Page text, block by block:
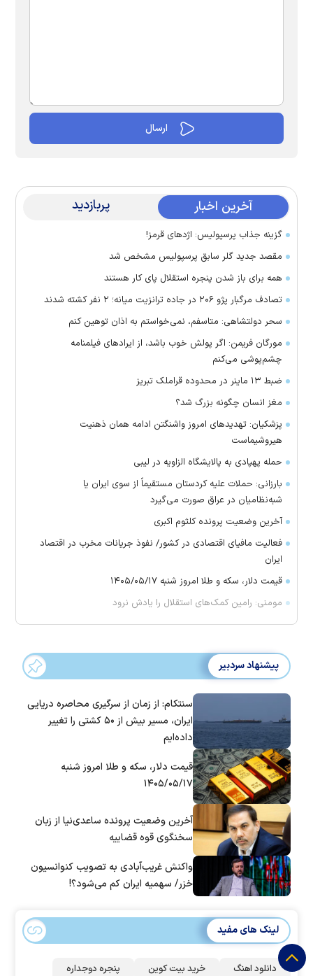
آخرین اخبار پربازدید
گزینه جذاب پرسپولیس: اژد‌های قرمز!
مقصد جدید گلر سابق پرسپولیس مشخص شد
همه برای باز شدن پنجره استقلال پای کار هستند
تصادف مرگبار پژو ۲۰۶ در جاده ترانزیت میانه؛ ۲ نفر کشته شدند
سحر دولتشاهی: متاسفم، نمی‌خواستم به اذان توهین کنم
مورگان فریمن: اگر پولش خوب باشد، از ایراد‌های فیلمنامه
چشم‌پوشی می‌کنم
ضبط ۱۳ ماینر در محدوده قراملک تبریز
مغز انسان چگونه بزرگ شد؟
پزشکیان: تهدید‌های امروز واشنگتن ادامه همان ذهنیت
هیروشیماست
حمله پهپادی به پالایشگاه الزاویه در لیبی
بارزانی: حملات علیه کردستان مستقیماً از سوی ایران یا
شبه‌نظامیان در عراق صورت می‌گیرد
آخرین وضعیت پرونده کلثوم اکبری
فعالیت مافیای اقتصادی در کشور/ نفوذ جریانات مخرب در اقتصاد
ایران
قیمت دلار، سکه و طلا امروز شنبه ۱۴۰۵/۰۵/۱۷
مومنی: رامین کمک‌های استقلال را یادش نرود
پیشنهاد سردبیر
سنتکام: از زمان از سرگیری محاصره دریایی
ایران، مسیر بیش از ۵۰ کشتی را تغییر
داده‌ایم
قیمت دلار، سکه و طلا امروز شنبه
۱۴۰۵/۰۵/۱۷
آخرین وضعیت پرونده ساعدی‌نیا از زبان
سخنگوی قوه قضاییه
واکنش غریب‌آبادی به تصویب کنوانسیون
خزر/ سهمیه ایران کم می‌شود؟!
لینک های مفید
دانلود اهنگ خرید بیت کوین پنجره دوجداره